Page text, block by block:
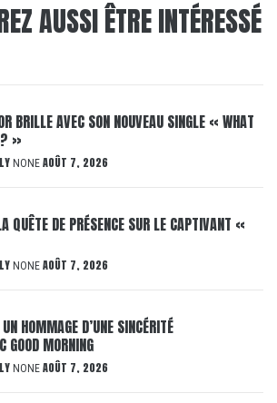
AUSSI ÊTRE INTÉRESSÉ
BRILLE AVEC SON NOUVEAU SINGLE « WHAT
»
NONE AOÛT 7, 2026
QUÊTE DE PRÉSENCE SUR LE CAPTIVANT «
NONE AOÛT 7, 2026
HOMMAGE D’UNE SINCÉRITÉ
GOOD MORNING
NONE AOÛT 7, 2026